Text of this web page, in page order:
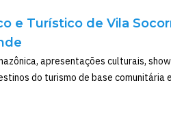
e Turístico de Vila
apresentações culturais,
do turismo de base comunitária